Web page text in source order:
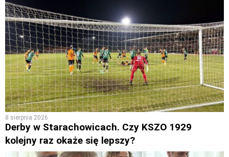
8 sierpnia 2026
Derby w Starachowicach. Czy KSZO 1929
kolejny raz okaże się lepszy?